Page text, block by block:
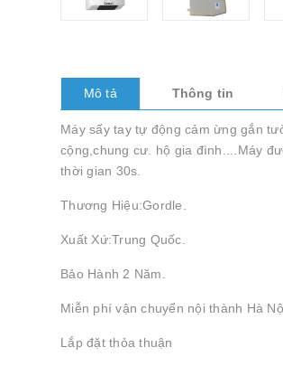
Mô tả Thông tin
Máy sấy tay tự động cảm ừng gắn
cộng,chung cư. hộ gia đình....Máy
thời gian 30s.
Thương Hiệu:Gordle.
Xuất Xứ:Trung Quốc.
Bảo Hành 2 Năm.
Miễn phí vận chuyển nội thành Hà
Lắp đặt thỏa thuận